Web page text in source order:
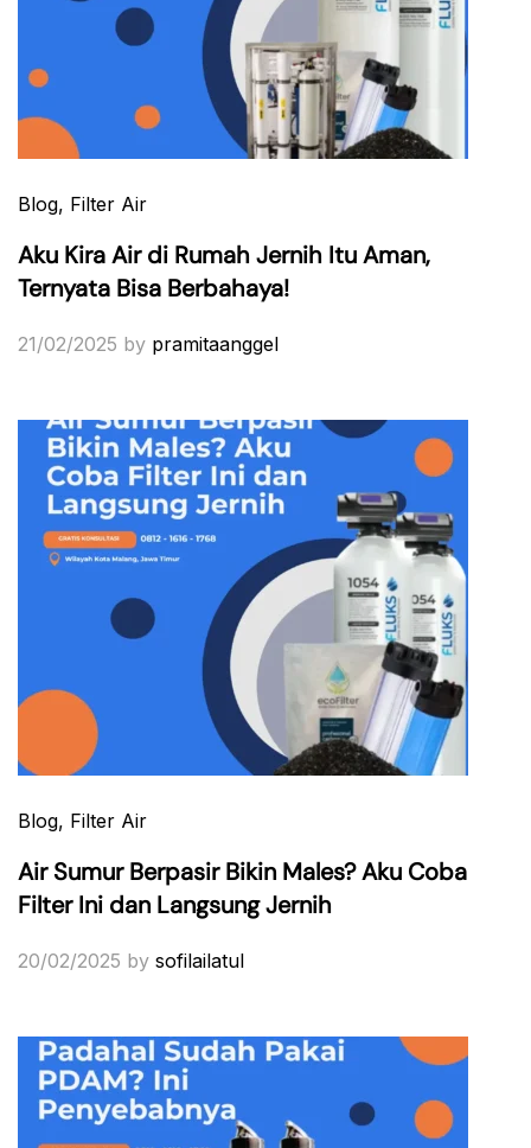
Blog, Filter Air
Aku Kira Air di Rumah Jernih Itu Aman,
Ternyata Bisa Berbahaya!
21/02/2025 by pramitaanggel
Blog, Filter Air
Air Sumur Berpasir Bikin Males? Aku Coba
Filter Ini dan Langsung Jernih
20/02/2025 by sofilailatul